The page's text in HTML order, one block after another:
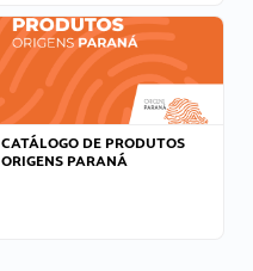
CATÁLOGO DE PRODUTOS
ORIGENS PARANÁ